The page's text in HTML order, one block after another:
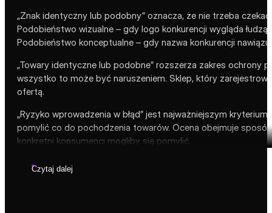
„Znak identyczny lub podobny” oznacza, że nie trzeba
Podobieństwo wizualne – gdy logo konkurencji wygląda
Podobieństwo konceptualne – gdy nazwa konkurencji
„Towary identyczne lub podobne” rozszerza zakres ochrony
wszystko to może być naruszeniem. Sklep, który
ofertą.
„Ryzyko wprowadzenia w błąd” jest najważniejszym
pomylić co do pochodzenia towarów. Ocena obejmuje
konkretni konsumenci mogliby się pomylić.
Czytaj dalej